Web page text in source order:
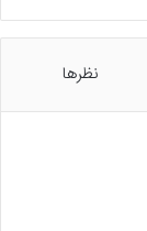
نظرها